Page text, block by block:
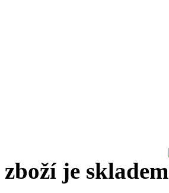
zboží je skladem